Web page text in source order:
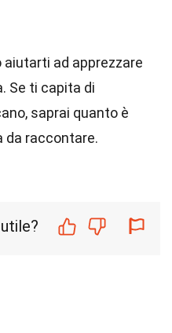
ad apprezzare
Se ti capita di
saprai quanto è
da raccontare.